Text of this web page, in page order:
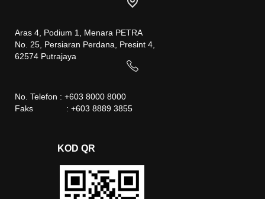
Aras 4, Podium 1, Menara PETRA
No. 25, Persiaran Perdana, Presint 4,
62574 Putrajaya
No. Telefon : +603 8000 8000
Faks : +603 8889 3855
KOD QR